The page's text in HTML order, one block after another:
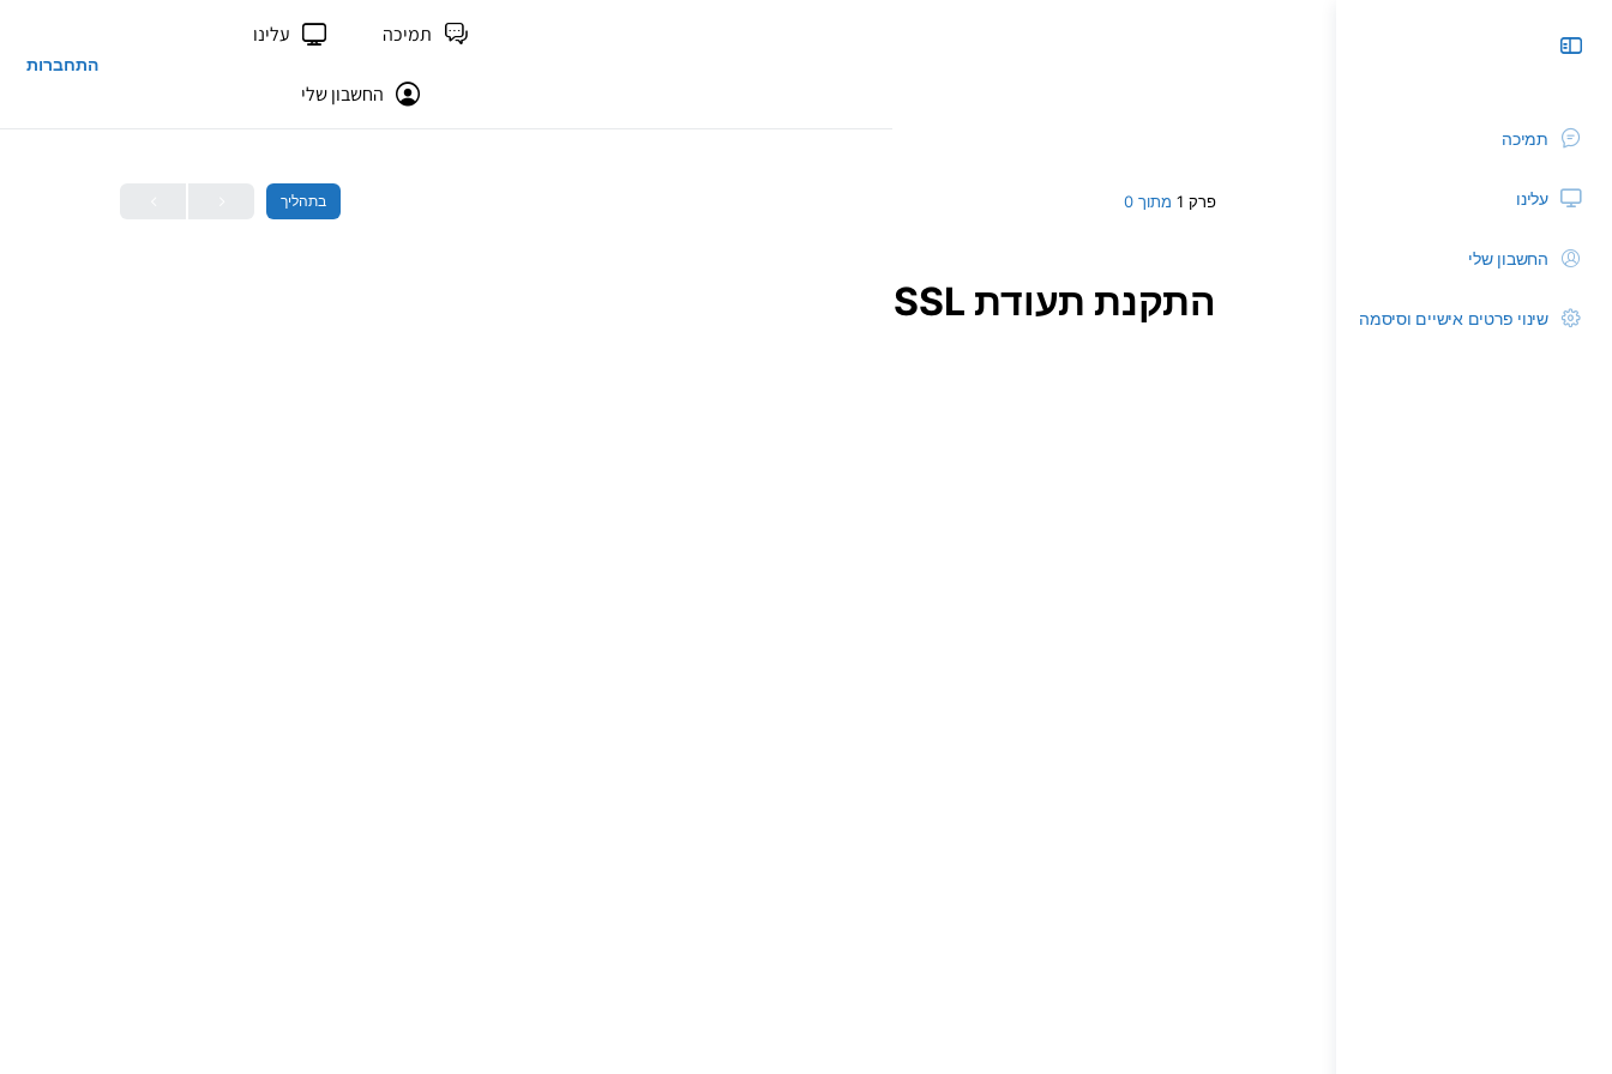
תמיכה
עלינו
החשבון שלי
שינוי פרטים אישיים וסיסמה
תמיכה עלינו
החשבון שלי
התחברות
פרק 1 מתוך 0 בתהליך
התקנת תעודת SSL